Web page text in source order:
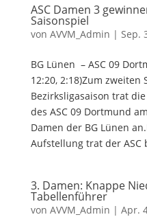
ASC Damen 3
Saisonspiel
von AVVM_Admin | Sep.
BG Lünen – ASC 09
12:20, 2:18)Zum zweiten
Bezirksligasaison trat
des ASC 09 Dortmund
Damen der BG Lünen
Aufstellung trat der ASC
3. Damen: Knappe
Tabellenführer
von AVVM_Admin | Apr.